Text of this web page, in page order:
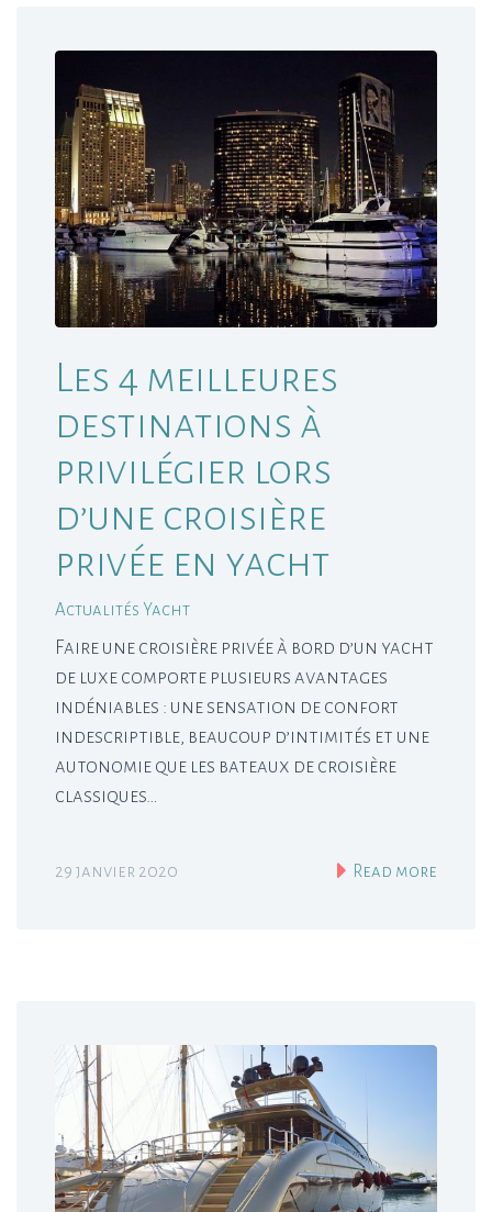
Les 4 meilleures
destinations à
privilégier lors
d’une croisière
privée en yacht
Actualités Yacht
Faire une croisière privée à bord d’un yacht
de luxe comporte plusieurs avantages
indéniables : une sensation de confort
indescriptible, beaucoup d’intimités et une
autonomie que les bateaux de croisière
classiques…
29 janvier 2020 Read more